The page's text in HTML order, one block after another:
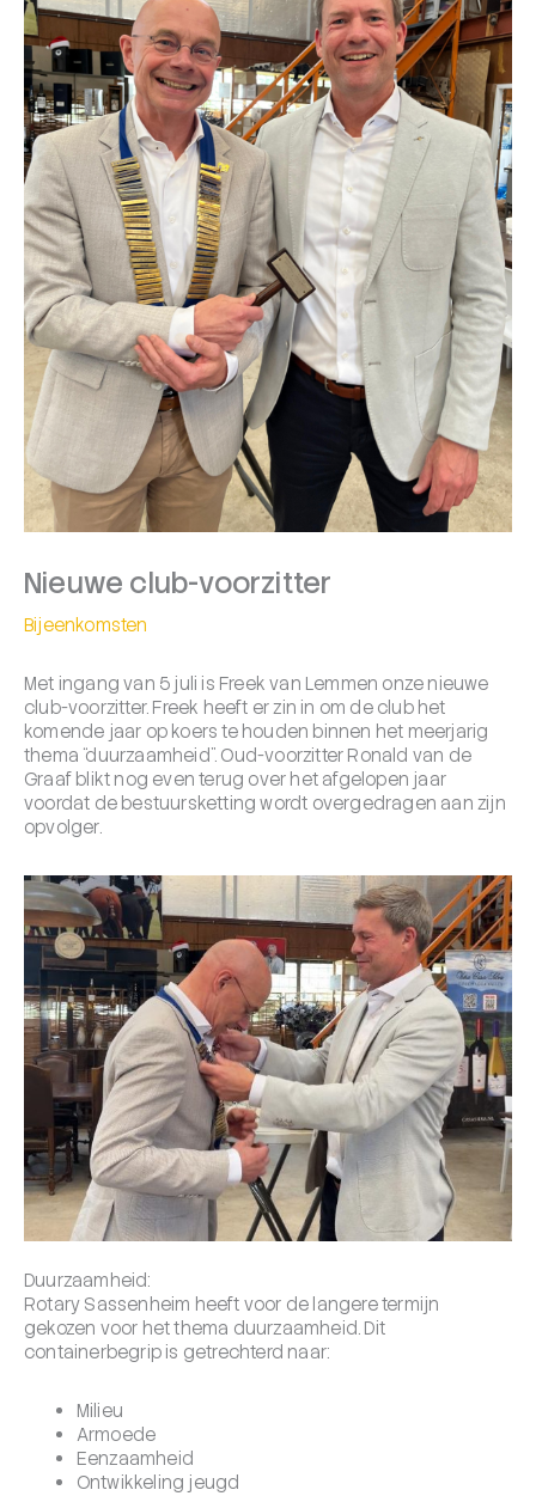
Nieuwe club-voorzitter
Bijeenkomsten
Met ingang van 5 juli is Freek van Lemmen onze nieuwe
club-voorzitter. Freek heeft er zin in om de club het
komende jaar op koers te houden binnen het meerjarig
thema “duurzaamheid”. Oud-voorzitter Ronald van de
Graaf blikt nog even terug over het afgelopen jaar
voordat de bestuursketting wordt overgedragen aan zijn
opvolger.
Duurzaamheid:
Rotary Sassenheim heeft voor de langere termijn
gekozen voor het thema duurzaamheid. Dit
containerbegrip is getrechterd naar:
Milieu
Armoede
Eenzaamheid
Ontwikkeling jeugd